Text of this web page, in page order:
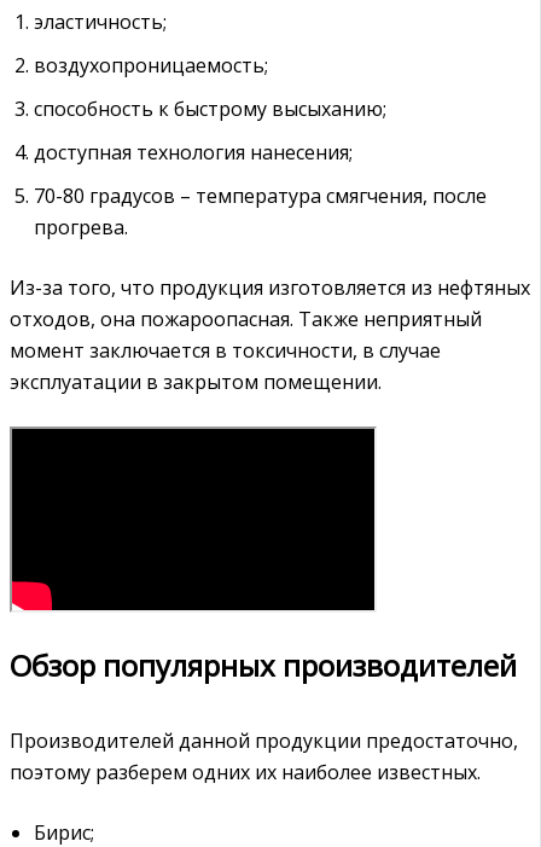
эластичность;
воздухопроницаемость;
способность к быстрому высыханию;
доступная технология нанесения;
70-80 градусов – температура смягчения, после
прогрева.
Из-за того, что продукция изготовляется из нефтяных
отходов, она пожароопасная. Также неприятный
момент заключается в токсичности, в случае
эксплуатации в закрытом помещении.
Обзор популярных производителей
Производителей данной продукции предостаточно,
поэтому разберем одних их наиболее известных.
Бирис;